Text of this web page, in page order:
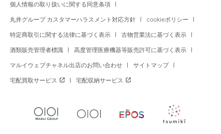
個人情報の取り扱いに関する同意条項
丸井グループ カスタマーハラスメント対応方針 cookieポリシー
特定商取引に関する法律に基づく表示 古物営業法に基づく表示
酒類販売管理者標識 高度管理医療機器等販売許可に基づく表示
マルイウェブチャネル出店のお問い合わせ サイトマップ
宅配買取サービス 宅配収納サービス